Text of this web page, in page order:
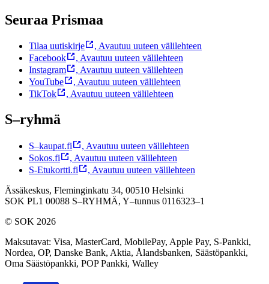
Seuraa Prismaa
Tilaa uutiskirje , Avautuu uuteen välilehteen
Facebook
, Avautuu uuteen välilehteen
Instagram
, Avautuu uuteen välilehteen
YouTube
, Avautuu uuteen välilehteen
TikTok
, Avautuu uuteen välilehteen
S–ryhmä
S–kaupat.fi , Avautuu uuteen välilehteen
Sokos.fi
, Avautuu uuteen välilehteen
S-Etukortti.fi
, Avautuu uuteen välilehteen
Ässäkeskus, Fleminginkatu 34, 00510 Helsinki
SOK PL1 00088 S–RYHMÄ, Y–tunnus 0116323–1
© SOK 2026
Maksutavat: Visa, MasterCard, MobilePay, Apple Pay, S-Pankki,
Nordea, OP, Danske Bank, Aktia, Ålandsbanken, Säästöpankki,
Oma Säästöpankki, POP Pankki, Walley